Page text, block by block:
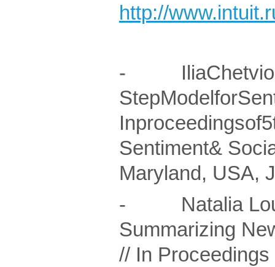
http://
-
Sentiment&
Maryland, USA,
- Natalia
Summarizing
// In